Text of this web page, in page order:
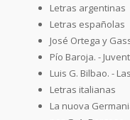
Letras argentinas
Letras españolas
José Ortega y
Pío Baroja. -
Luis G. Bilbao. -
Letras italianas
La nuova